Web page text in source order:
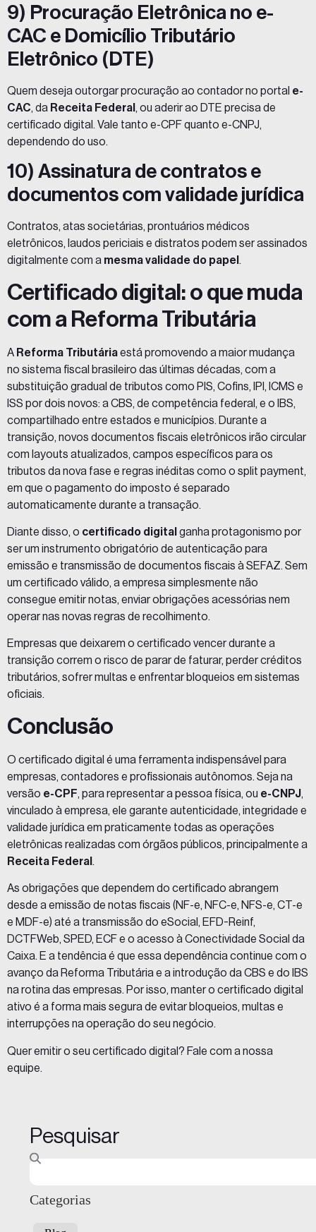
9) Procuração Eletrônica no e-
CAC e Domicílio Tributário
Eletrônico (DTE)
Quem deseja outorgar procuração ao contador no portal e-
CAC, da Receita Federal , ou aderir ao DTE precisa de
certificado digital. Vale tanto e-CPF quanto e-CNPJ,
dependendo do uso.
10) Assinatura de contratos e
documentos com validade jurídica
Contratos, atas societárias, prontuários médicos
eletrônicos, laudos periciais e distratos podem ser assinados
digitalmente com a mesma validade do papel .
Certificado digital: o que muda
com a Reforma Tributária
A Reforma Tributáriaestá promovendo a maior mudança
no sistema fiscal brasileiro das últimas décadas, com a
substituição gradual de tributos como PIS, Cofins, IPI, ICMS e
ISS por dois novos: a CBS, de competência federal, e o IBS,
compartilhado entre estados e municípios. Durante a
transição, novos documentos fiscais eletrônicos irão circular
com layouts atualizados, campos específicos para os
tributos da nova fase e regras inéditas como o split payment,
em que o pagamento do imposto é separado
automaticamente durante a transação.
Diante disso, o certificado digital ganha protagonismo por
ser um instrumento obrigatório de autenticação para
emissão e transmissão de documentos fiscais à SEFAZ. Sem
um certificado válido, a empresa simplesmente não
consegue emitir notas, enviar obrigações acessórias nem
operar nas novas regras de recolhimento.
Empresas que deixarem o certificado vencer durante a
transição correm o risco de parar de faturar, perder créditos
tributários, sofrer multas e enfrentar bloqueios em sistemas
oficiais.
Conclusão
O certificado digital é uma ferramenta indispensável para
empresas, contadores e profissionais autônomos. Seja na
versão e-CPF, para representar a pessoa física, ou e-CNPJ,
vinculado à empresa, ele garante autenticidade, integridade e
validade jurídica em praticamente todas as operações
eletrônicas realizadas com órgãos públicos, principalmente a
Receita Federal .
As obrigações que dependem do certificado abrangem
desde a emissão de notas fiscais (NF-e, NFC-e, NFS-e, CT-e
e MDF-e) até a transmissão do eSocial, EFD-Reinf,
DCTFWeb, SPED, ECF e o acesso à Conectividade Social da
Caixa. E a tendência é que essa dependência continue com o
avanço da Reforma Tributária e a introdução da CBS e do IBS
na rotina das empresas. Por isso, manter o certificado digital
ativo é a forma mais segura de evitar bloqueios, multas e
interrupções na operação do seu negócio.
Quer emitir o seu certificado digital? Fale com a nossa
equipe.
Pesquisar
Categorias